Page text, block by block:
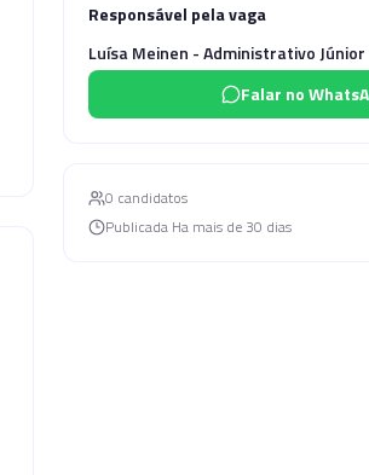
Responsável pela vaga
Luísa Meinen - Administrativo Júnior
Falar no
0 candidatos
Publicada Ha mais de 30 dias